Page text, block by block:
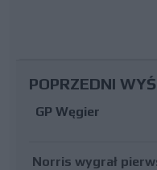
POPRZEDNI
GP Węgier
Norris wygrał